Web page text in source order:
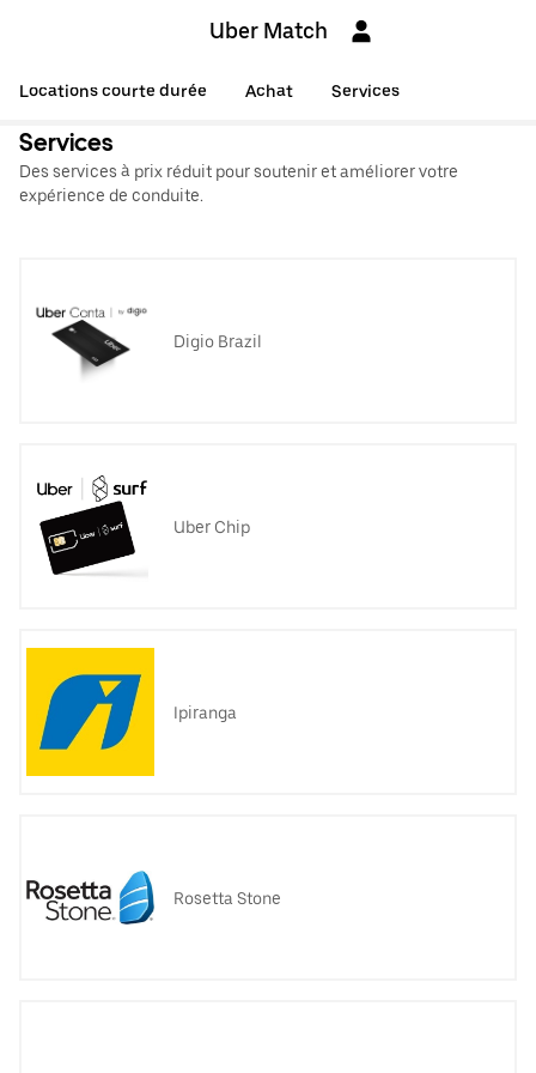
Uber Match
Locations courte durée Achat Services
Services
Des services à prix réduit pour soutenir et améliorer votre
expérience de conduite.
Digio Brazil
Uber Chip
Ipiranga
Rosetta Stone